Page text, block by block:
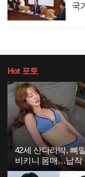
국
Hot포토
42세 산다라박, 뼈
비키니 몸매…납작
부에 깜짝